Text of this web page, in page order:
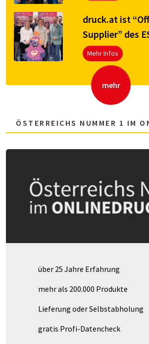
druck.at ist
Supplier” des
Mehr Infos
mehr
ÖSTERREICHS NUMMER 1 IM
über 25 Jahre Erfahrung
mehr als 200.000 Produkte
Lieferung oder Selbstabholung
gratis Profi-Datencheck